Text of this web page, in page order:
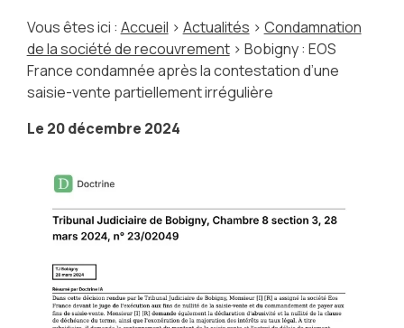
Vous êtes ici : Accueil > Actualités > Condamnation
de la société de recouvrement> Bobigny : EOS
France condamnée après la contestation d’une
saisie-vente partiellement irrégulière
Le 20 décembre 2024